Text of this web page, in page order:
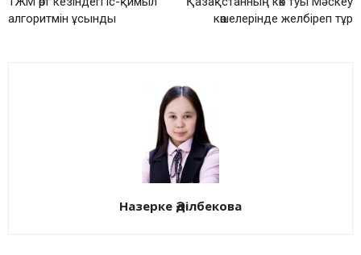
алгоритмін ұсынды
көшелерінде желбіреп тұр
Назерке Әділбекова